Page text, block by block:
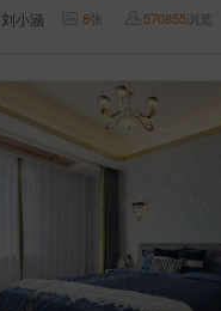
刘小涵 8张 570855浏览